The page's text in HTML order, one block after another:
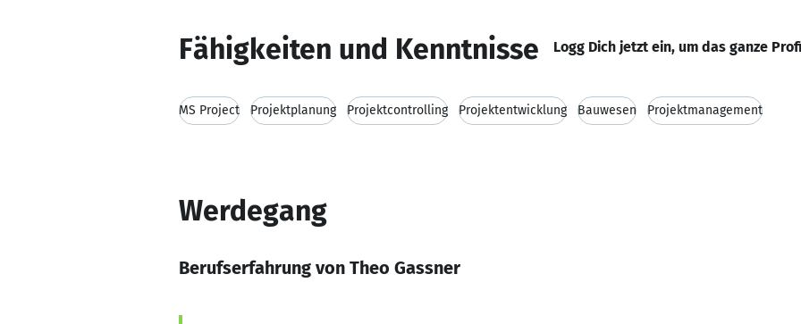
Fähigkeiten und Kenntnisse Logg Dich jetzt ein, um das ganze
MS Project Projektplanung Projektcontrolling Projektentwicklung Bauwesen Projektmanagement
Werdegang
Berufserfahrung von Theo Gassner